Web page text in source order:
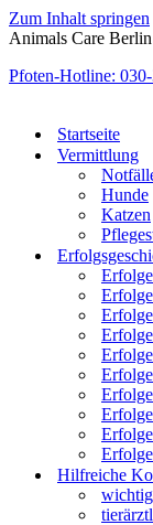
Zum Inhalt springen
Animals Care
Pfoten-Hotline:
Startseite
Vermittlung
Hunde
Katzen
Hilfreiche